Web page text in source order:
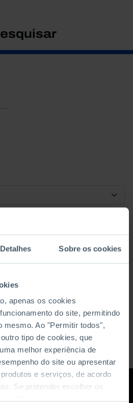
Detalhes Sobre os cookies
apenas os cookies
do site, permitindo
mesmo. Ao "Permitir todos",
tipo de cookies, que
melhor experiência de
do site ou apresentar
e serviços, de acordo
Se pretender escolher os